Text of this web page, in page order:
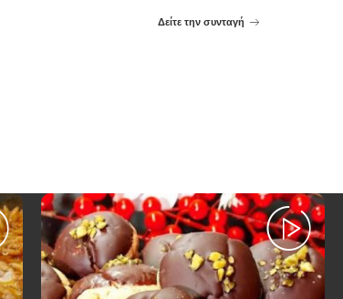
Δείτε την συνταγή